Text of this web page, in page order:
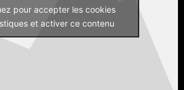
pour accepter les cookies
et activer ce contenu